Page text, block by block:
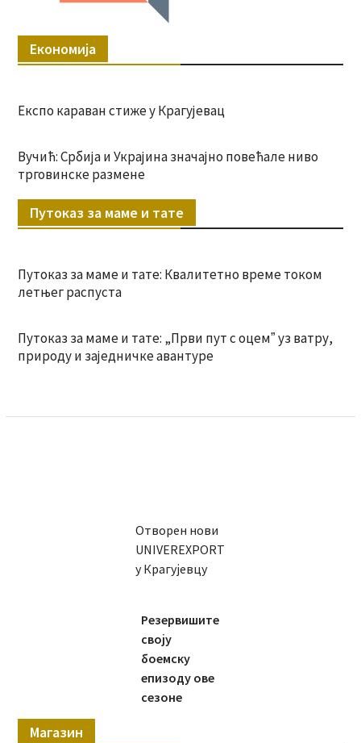
Економија
Експо караван стиже у Крагујевац
Вучић: Србија и Украјина значајно повећале ниво
трговинске размене
Путоказ за маме и тате
Путоказ за маме и тате: Квалитетно време током
летњег распуста
Путоказ за маме и тате: „Први пут с оцемˮ уз ватру,
природу и заједничке авантуре
Отворен нови
UNIVEREXPORT
у Крагујевцу
Резервишите
своју
боемску
епизоду ове
сезоне
Магазин